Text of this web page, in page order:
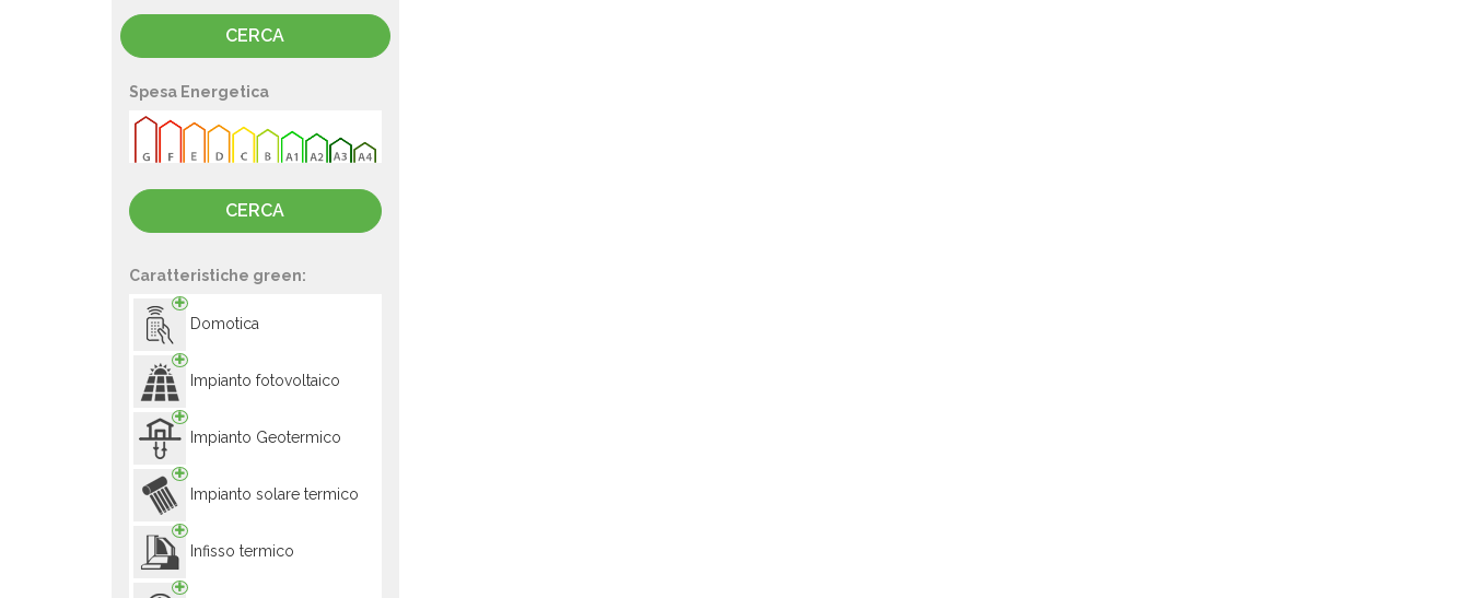
Spesa Energetica
Caratteristiche green:
Domotica
Impianto fotovoltaico
Impianto Geotermico
Impianto solare termico
Infisso termico